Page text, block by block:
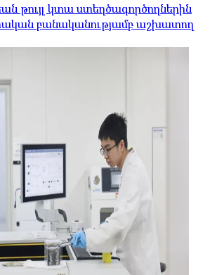
թույլ կտա ստեղծագործողներին
​​բանականությամբ աշխատող